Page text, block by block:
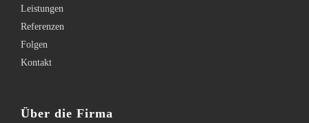
Leistungen
Referenzen
Folgen
Kontakt
Über die Firma